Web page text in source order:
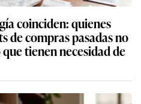
coinciden: quienes
de compras pasadas no
tienen necesidad de